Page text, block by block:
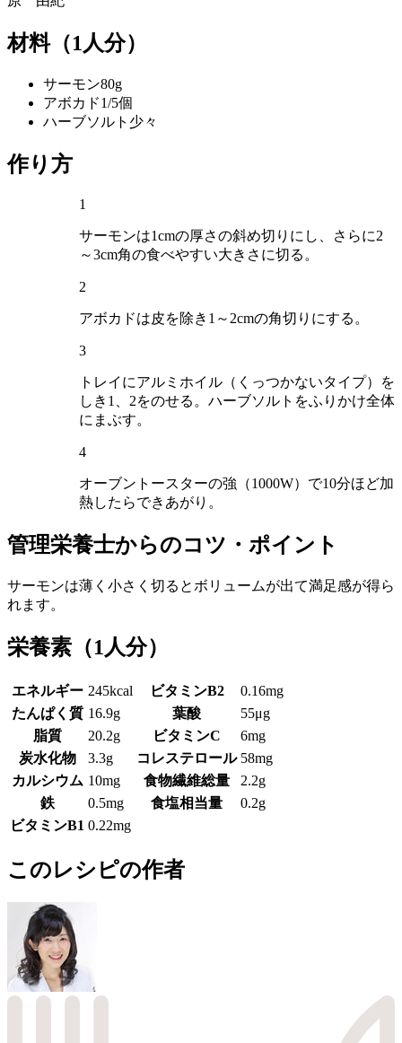
材料（1人分）
サーモン80g
アボカド1/5個
ハーブソルト 少々
作り方
1
サーモンは1cmの厚さの斜め切りにし、さらに2
～3cm角の食べやすい大きさに切る。
2
アボカドは皮を除き1～2cmの角切りにする。
3
トレイにアルミホイル（くっつかないタイプ）を
しき1、2をのせる。ハーブソルトをふりかけ全体
にまぶす。
4
オーブントースターの強（1000W）で10分ほど加
熱したらできあがり。
管理栄養士からのコツ・ポイント
サーモンは薄く小さく切るとボリュームが出て満足感が得ら
れます。
栄養素 （1人分）
エネルギー 245kcal ビタミンB2
0.16mg
たんぱく質 16.9g 葉酸
55μg
脂質
20.2g ビタミンC
6mg
炭水化物
3.3g コレステロール 58mg
カルシウム 10mg 食物繊維総量
2.2g
鉄
0.5mg 食塩相当量
0.2g
ビタミンB1 0.22mg
このレシピの作者